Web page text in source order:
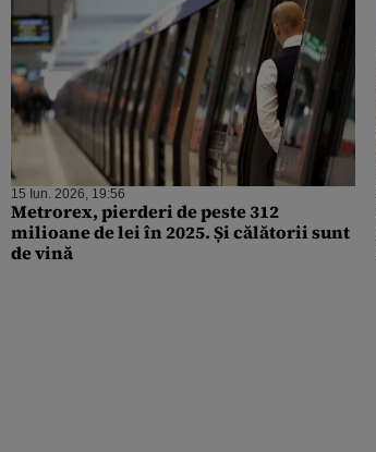
15 Iun. 2026, 19:56
Metrorex, pierderi de peste 312
milioane de lei în 2025. Și călătorii sunt
de vină